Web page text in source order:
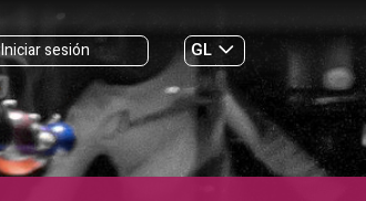
Iniciar sesión
GL
ES|